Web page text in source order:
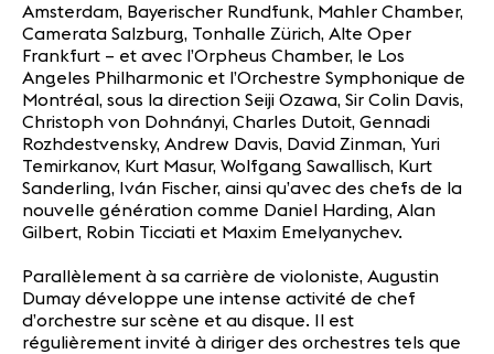
Amsterdam, Bayerischer Rundfunk, Mahler Chamber,
Camerata Salzburg, Tonhalle Zürich, Alte Oper
Frankfurt – et avec l’Orpheus Chamber, le Los
Angeles Philharmonic et l’Orchestre Symphonique de
Montréal, sous la direction Seiji Ozawa, Sir Colin Davis,
Christoph von Dohnányi, Charles Dutoit, Gennadi
Rozhdestvensky, Andrew Davis, David Zinman, Yuri
Temirkanov, Kurt Masur, Wolfgang Sawallisch, Kurt
Sanderling, Iván Fischer, ainsi qu’avec des chefs de la
nouvelle génération comme Daniel Harding, Alan
Gilbert, Robin Ticciati et Maxim Emelyanychev.
Parallèlement à sa carrière de violoniste, Augustin
Dumay développe une intense activité de chef
d’orchestre sur scène et au disque. Il est
régulièrement invité à diriger des orchestres tels que